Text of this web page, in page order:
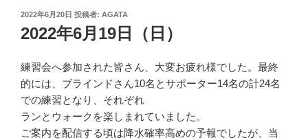
投
稿
日:
2022年6月20日 投稿者: AGATA
2022年6月19日（日）
練習会へ参加された皆さん、大変お疲れ様でした。最終
的には、ブラインドさん10名とサポーター14名の計24名
での練習となり、それぞれ
ランとウォークを楽しまれていました。
ご案内を配信する頃は降水確率高めの予報でしたが、当